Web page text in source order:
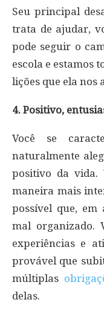
Seu principal
trata de ajudar,
pode seguir o
escola e estamos
lições que ela nos
4. Positivo,
Você se
naturalmente
positivo da vida.
maneira mais
possível que, em
mal organizado.
experiências e
provável que
múltiplas
delas.